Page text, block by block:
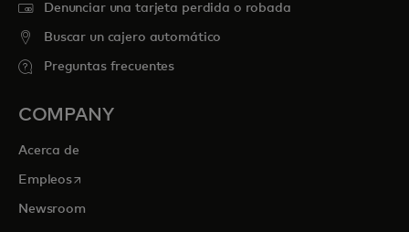
Denunciar una tarjeta perdida o robada
Buscar un cajero automático
Preguntas frecuentes
COMPANY
Acerca de
Empleosse abre en una pestaña nueva
Newsroom